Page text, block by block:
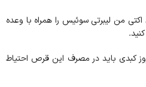
من لیبرتی سوئیس را همراه با وعده
کبدی باید در مصرف این قرص احتیاط